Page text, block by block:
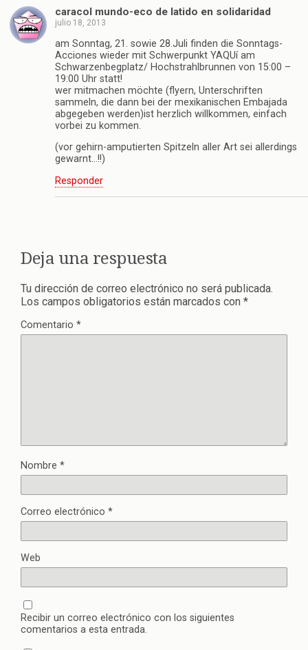
caracol mundo-eco de latido en solidaridad
julio 18, 2013
am Sonntag, 21. sowie 28.Juli finden die Sonntags-
Acciones wieder mit Schwerpunkt YAQUí am
Schwarzenbegplatz/ Hochstrahlbrunnen von 15:00 –
19:00 Uhr statt!
wer mitmachen möchte (flyern, Unterschriften
sammeln, die dann bei der mexikanischen Embajada
abgegeben werden)ist herzlich willkommen, einfach
vorbei zu kommen.
(vor gehirn-amputierten Spitzeln aller Art sei allerdings
gewarnt…!!)
Responder
Deja una respuesta
Tu dirección de correo electrónico no será publicada.
Los campos obligatorios están marcados con *
Comentario *
Nombre *
Correo electrónico *
Web
Recibir un correo electrónico con los siguientes
comentarios a esta entrada.